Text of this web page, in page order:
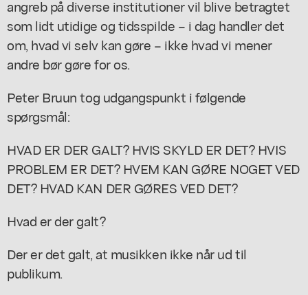
angreb på diverse institutioner vil blive betragtet
som lidt utidige og tidsspilde – i dag handler det
om, hvad vi selv kan gøre – ikke hvad vi mener
andre bør gøre for os.
Peter Bruun tog udgangspunkt i følgende
spørgsmål:
HVAD ER DER GALT? HVIS SKYLD ER DET? HVIS
PROBLEM ER DET? HVEM KAN GØRE NOGET VED
DET? HVAD KAN DER GØRES VED DET?
Hvad er der galt?
Der er det galt, at musikken ikke når ud til
publikum.